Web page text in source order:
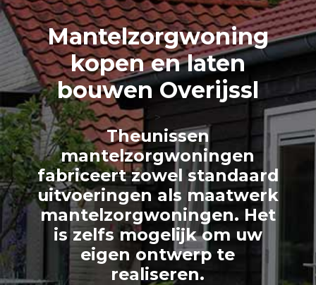
Mantelzorgwoning
kopen en laten
bouwen Overijssl
>
Theunissen
mantelzorgwoningen
fabriceert zowel standaard
uitvoeringen als maatwerk
mantelzorgwoningen. Het
is zelfs mogelijk om uw
eigen ontwerp te
realiseren.